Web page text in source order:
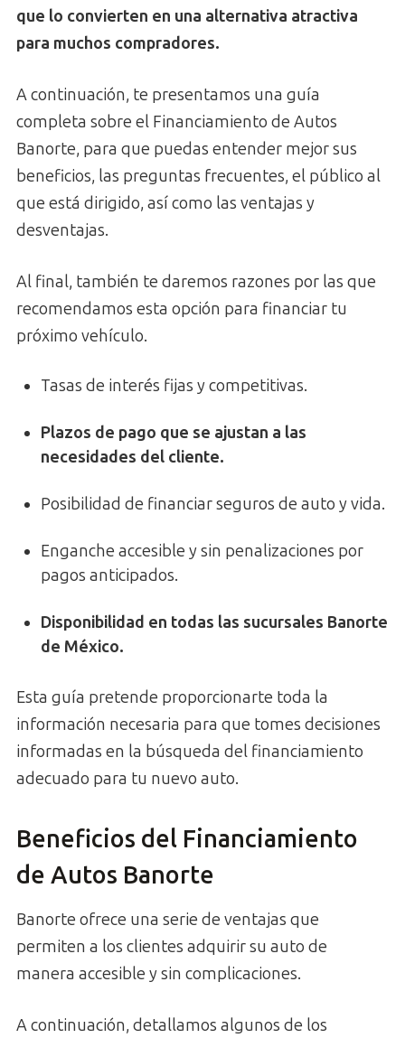
que lo convierten en una alternativa atractiva
para muchos compradores.
A continuación, te presentamos una guía
completa sobre el Financiamiento de Autos
Banorte, para que puedas entender mejor sus
beneficios, las preguntas frecuentes, el público al
que está dirigido, así como las ventajas y
desventajas.
Al final, también te daremos razones por las que
recomendamos esta opción para financiar tu
próximo vehículo.
Tasas de interés fijas y competitivas.
Plazos de pago que se ajustan a las
necesidades del cliente.
Posibilidad de financiar seguros de auto y vida.
Enganche accesible y sin penalizaciones por
pagos anticipados.
Disponibilidad en todas las sucursales Banorte
de México.
Esta guía pretende proporcionarte toda la
información necesaria para que tomes decisiones
informadas en la búsqueda del financiamiento
adecuado para tu nuevo auto.
Beneficios del Financiamiento
de Autos Banorte
Banorte ofrece una serie de ventajas que
permiten a los clientes adquirir su auto de
manera accesible y sin complicaciones.
A continuación, detallamos algunos de los